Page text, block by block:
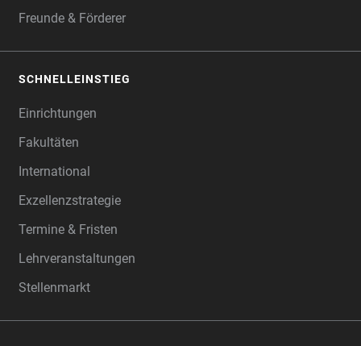
Freunde & Förderer
SCHNELLEINSTIEG
Einrichtungen
Fakultäten
International
Exzellenzstrategie
Termine & Fristen
Lehrveranstaltungen
Stellenmarkt